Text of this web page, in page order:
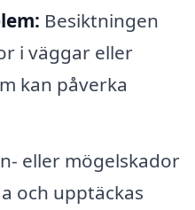
Besiktningen
i väggar eller
kan påverka
eller mögelskador
och upptäckas